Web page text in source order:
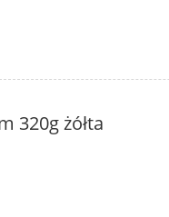
320g żółta